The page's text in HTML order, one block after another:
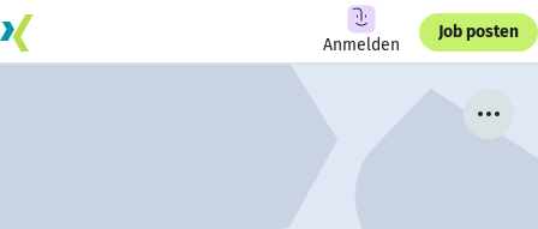
Anmelden
Job posten